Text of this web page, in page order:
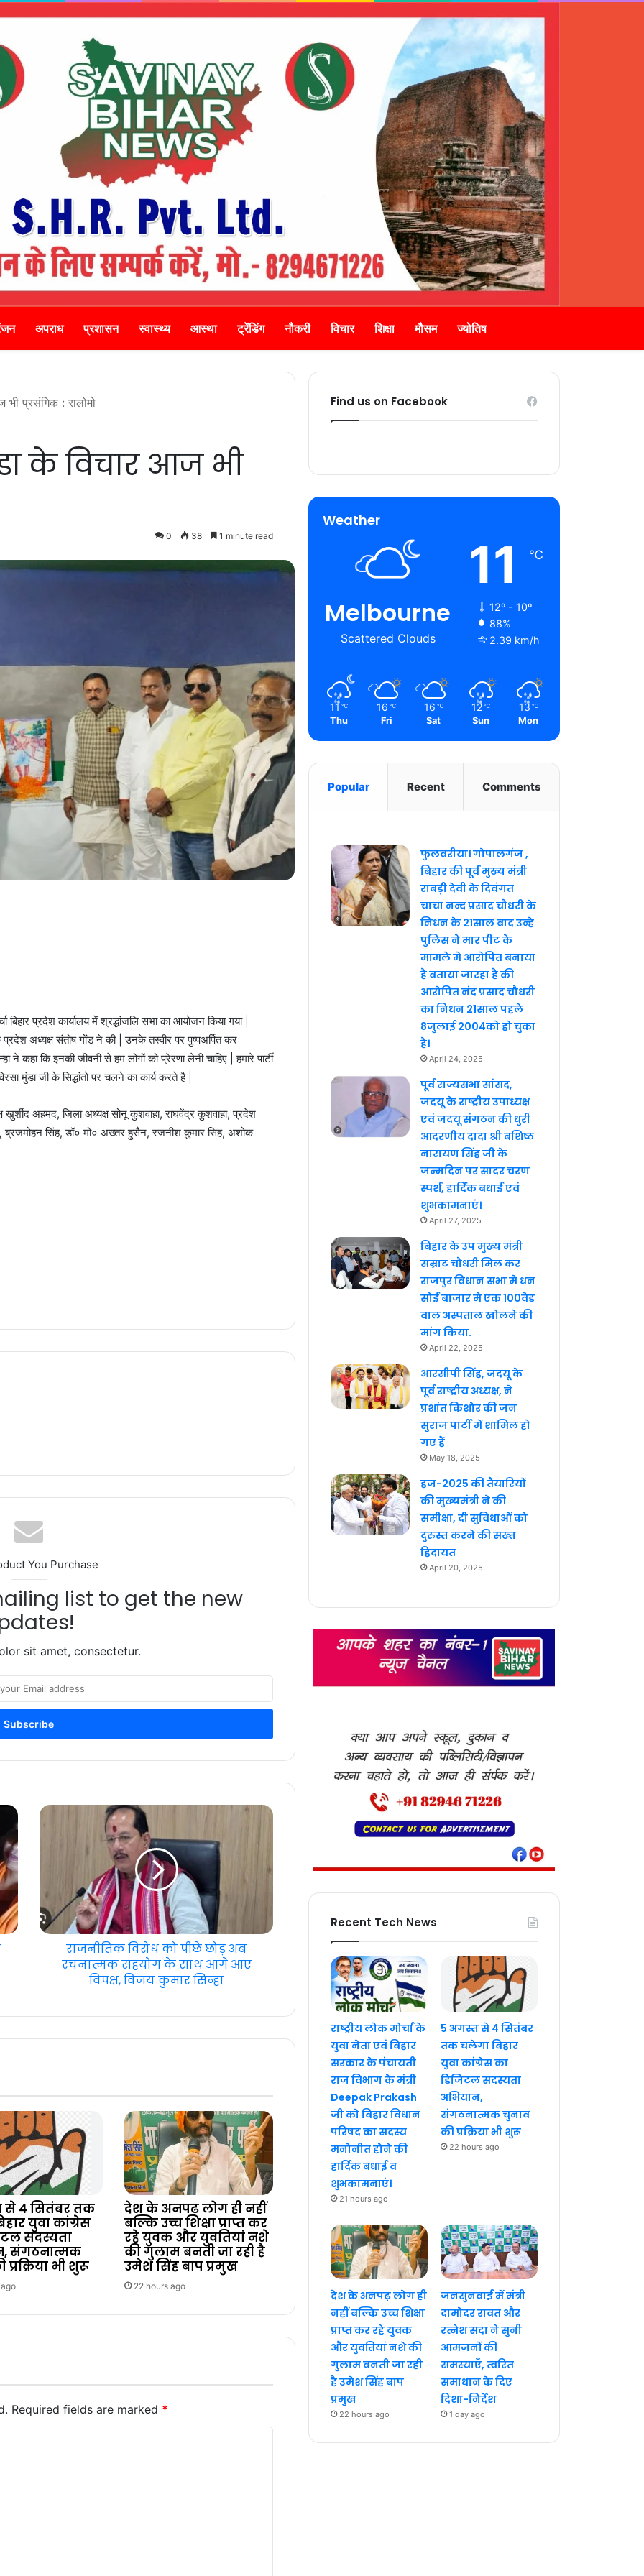
अपराध प्रशासन स्वास्थ्य आस्था ट्रेंडिंग नौकरी विचार शिक्षा मौसम ज्योतिष
भी प्रसंगिक : रालोमो
के विचार आज भी
0 38 1 minute read
बिहार प्रदेश कार्यालय में श्रद्धांजलि सभा का आयोजन किया गया |
अध्यक्ष संतोष गोंड ने की | उनके तस्वीर पर पुष्पअर्पित कर
ने कहा कि इनकी जीवनी से हम लोगों को प्रेरणा लेनी चाहिए | हमारे पार्टी
मुंडा जी के सिद्धांतो पर चलने का कार्य करते है |
खुर्शीद अहमद, जिला अध्यक्ष सोनू कुशवाहा, राघवेंद्र कुशवाहा, प्रदेश
ब्रजमोहन सिंह, डॉ० मो० अख्तर हुसैन, रजनीश कुमार सिंह, अशोक
You Purchase
list to get the new
sit amet, consectetur.
राजनीतिक विरोध को पीछे छोड़ अब
रचनात्मक सहयोग के साथ आगे आए
विपक्ष, विजय कुमार सिन्हा
से 4 सितंबर तक
युवा कांग्रेस
सदस्यता
संगठनात्मक
प्रक्रिया भी शुरू
देश के अनपढ़ लोग ही नहीं
बल्कि उच्च शिक्षा प्राप्त कर
रहे युवक और युवतियां नशे
की गुलाम बनती जा रही है
उमेश सिंह बाप प्रमुख
22 hours ago
Required fields are marked *
Find us on Facebook
Weather
Melbourne
Scattered Clouds
11 ℃
12º - 10º
88%
2.39 km/h
11 ℃
Thu
16 ℃
Fri
16 ℃
Sat
12 ℃
Sun
13 ℃
Mon
Popular Recent Comments
फुलवरीया। गोपालगंज ,
बिहार की पूर्व मुख्य मंत्री
राबड़ी देवी के दिवंगत
चाचा नन्द प्रसाद चौधरी के
निधन के 21साल बाद उन्हे
पुलिस ने मार पीट के
मामले मे आरोपित बनाया
है बताया जारहा है की
आरोपित नंद प्रसाद चौधरी
का निधन 21साल पहले
8जुलाई 2004को हो चुका
है।
April 24, 2025
पूर्व राज्यसभा सांसद,
जदयू के राष्ट्रीय उपाध्यक्ष
एवं जदयू संगठन की धुरी
आदरणीय दादा श्री बशिष्ठ
नारायण सिंह जी के
जन्मदिन पर सादर चरण
स्पर्श, हार्दिक बधाई एवं
शुभकामनाएं।
April 27, 2025
बिहार के उप मुख्य मंत्री
सम्राट चौधरी मिल कर
राजपुर विधान सभा मे धन
सोई बाजार मे एक 100वेड
वाल अस्पताल खोलने की
मांग किया.
April 22, 2025
आरसीपी सिंह, जदयू के
पूर्व राष्ट्रीय अध्यक्ष, ने
प्रशांत किशोर की जन
सुराज पार्टी में शामिल हो
गए हैं
May 18, 2025
हज-2025 की तैयारियों
की मुख्यमंत्री ने की
समीक्षा, दी सुविधाओं को
दुरुस्त करने की सख्त
हिदायत
April 20, 2025
Recent Tech News
राष्ट्रीय लोक मोर्चा के
युवा नेता एवं बिहार
सरकार के पंचायती
राज विभाग के मंत्री
Deepak Prakash
जी को बिहार विधान
परिषद का सदस्य
मनोनीत होने की
हार्दिक बधाई व
शुभकामनाएं।
21 hours ago
5 अगस्त से 4 सितंबर
तक चलेगा बिहार
युवा कांग्रेस का
डिजिटल सदस्यता
अभियान,
संगठनात्मक चुनाव
की प्रक्रिया भी शुरू
22 hours ago
देश के अनपढ़ लोग ही
नहीं बल्कि उच्च शिक्षा
प्राप्त कर रहे युवक
और युवतियां नशे की
गुलाम बनती जा रही
है उमेश सिंह बाप
प्रमुख
22 hours ago
जनसुनवाई में मंत्री
दामोदर रावत और
रत्नेश सदा ने सुनी
आमजनों की
समस्याएँ, त्वरित
समाधान के दिए
दिशा-निर्देश
1 day ago